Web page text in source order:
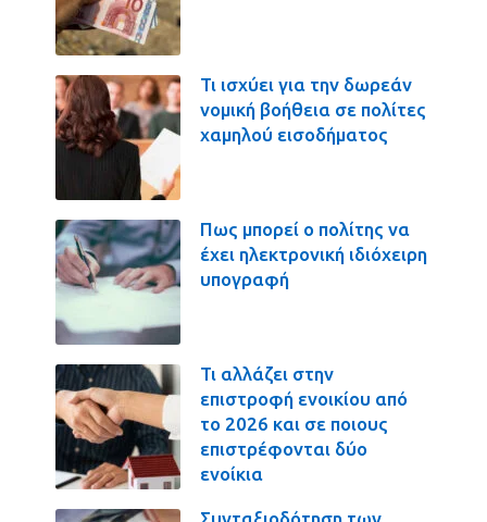
Τι ισχύει για την δωρεάν
νομική βοήθεια σε πολίτες
χαμηλού εισοδήματος
Πως μπορεί ο πολίτης να
έχει ηλεκτρονική ιδιόχειρη
υπογραφή
Τι αλλάζει στην
επιστροφή ενοικίου από
το 2026 και σε ποιους
επιστρέφονται δύο
ενοίκια